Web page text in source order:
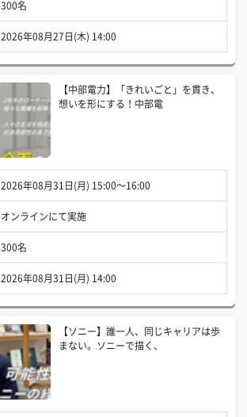
300名
2026年08月27日(木) 14:00
【中部電力】「きれいごと」を貫き、
想いを形にする！中部電
2026年08月31日(月) 15:00〜16:00
オンラインにて実施
300名
2026年08月31日(月) 14:00
【ソニー】誰一人、同じキャリアは歩
まない。ソニーで描く、